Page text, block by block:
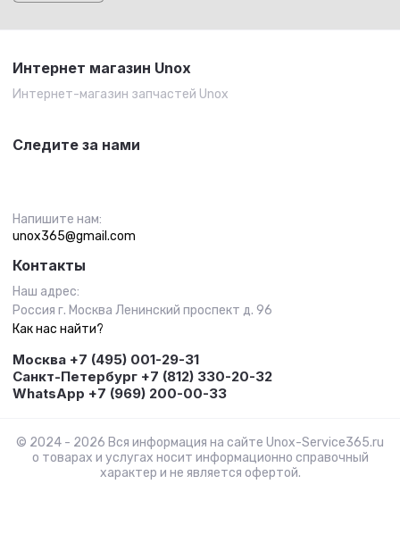
Интернет магазин Unox
Интернет-магазин запчастей Unox
Следите за нами
Напишите нам:
unox365@gmail.com
Контакты
Наш адрес:
Россия г. Москва Ленинский проспект д. 96
Как нас найти?
Москва +7 (495) 001-29-31
Санкт-Петербург +7 (812) 330-20-32
WhatsApp +7 (969) 200-00-33
© 2024 - 2026 Вся информация на сайте Unox-Service365.ru
о товарах и услугах носит информационно справочный
характер и не является офертой.